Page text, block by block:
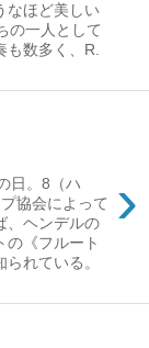
なほど美しい
の一人として
数多く、R.
›
日。8（ハ
協会によって
、ヘンデルの
の《フルート
れている。